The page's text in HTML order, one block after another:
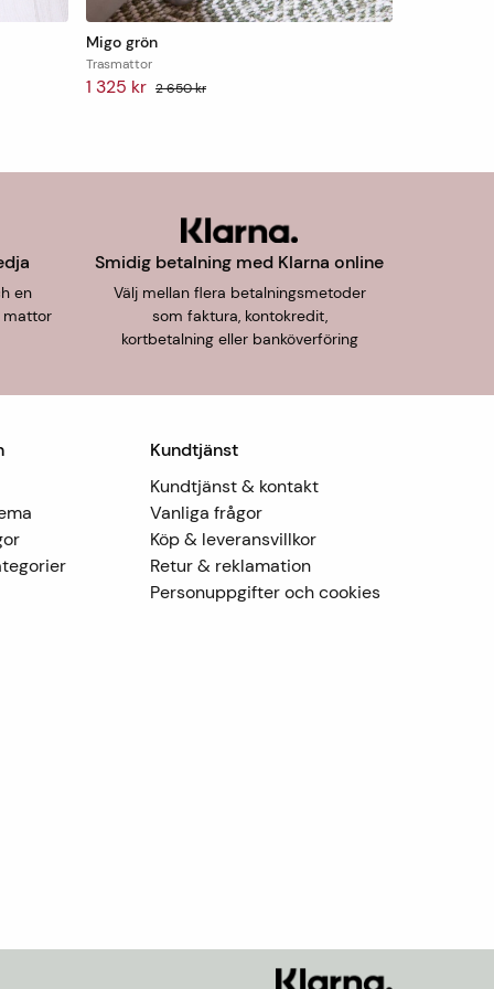
Migo grön
Trasmattor
1 325 kr 2 650 kr
en
mattor
Smidig betalning med Klarna online
Välj mellan flera betalningsmetoder
som faktura, kontokredit,
kortbetalning eller banköverföring
Kundtjänst
Kundtjänst & kontakt
Vanliga frågor
Köp & leveransvillkor
Retur & reklamation
Personuppgifter och cookies